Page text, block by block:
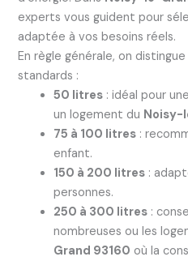
experts vous guident pour
adaptée à vos besoins réels.
En règle générale, on
standards :
50 litres: idéal pour
un logement du Noisy-
75 à 100 litres:
enfant.
150 à 200 litres:
personnes.
250 à 300 litres:
nombreuses ou les
Grand 93160 où la